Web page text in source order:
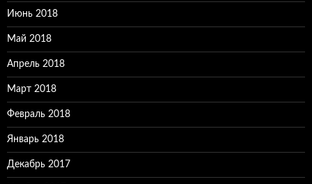
Июнь 2018
Май 2018
Апрель 2018
Март 2018
Февраль 2018
Январь 2018
Декабрь 2017